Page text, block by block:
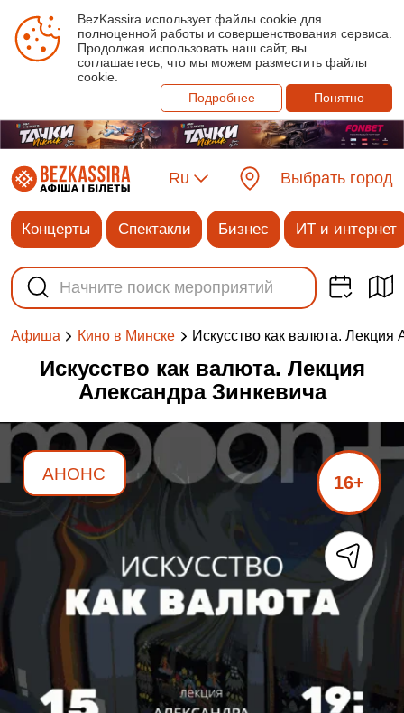
BezKassira использует файлы cookie для
полноценной работы и совершенствования сервиса.
Продолжая использовать наш сайт, вы
соглашаетесь, что мы можем разместить файлы
cookie.
Подробнее
Понятно
Ru Выбрать город
Концерты Спектакли Бизнес ИТ и интернет
Афиша Кино в Минске Искусство как валюта. Лекция
Искусство как валюта. Лекция
Александра Зинкевича
АНОНС 16+